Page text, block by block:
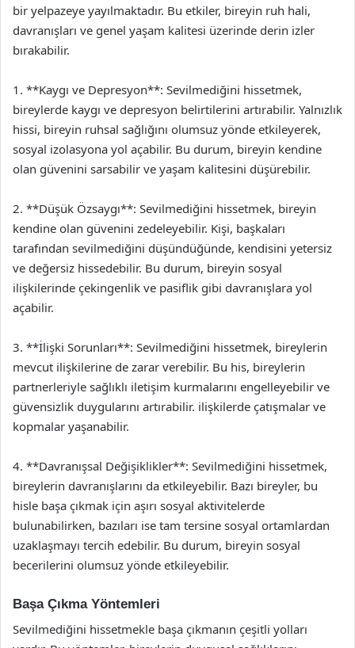
bir yelpazeye yayılmaktadır. Bu etkiler, bireyin ruh hali,
davranışları ve genel yaşam kalitesi üzerinde derin izler
bırakabilir.
1. **Kaygı ve Depresyon**: Sevilmediğini hissetmek,
bireylerde kaygı ve depresyon belirtilerini artırabilir. Yalnızlık
hissi, bireyin ruhsal sağlığını olumsuz yönde etkileyerek,
sosyal izolasyona yol açabilir. Bu durum, bireyin kendine
olan güvenini sarsabilir ve yaşam kalitesini düşürebilir.
2. **Düşük Özsaygı**: Sevilmediğini hissetmek, bireyin
kendine olan güvenini zedeleyebilir. Kişi, başkaları
tarafından sevilmediğini düşündüğünde, kendisini yetersiz
ve değersiz hissedebilir. Bu durum, bireyin sosyal
ilişkilerinde çekingenlik ve pasiflik gibi davranışlara yol
açabilir.
3. **İlişki Sorunları**: Sevilmediğini hissetmek, bireylerin
mevcut ilişkilerine de zarar verebilir. Bu his, bireylerin
partnerleriyle sağlıklı iletişim kurmalarını engelleyebilir ve
güvensizlik duygularını artırabilir. ilişkilerde çatışmalar ve
kopmalar yaşanabilir.
4. **Davranışsal Değişiklikler**: Sevilmediğini hissetmek,
bireylerin davranışlarını da etkileyebilir. Bazı bireyler, bu
hisle başa çıkmak için aşırı sosyal aktivitelerde
bulunabilirken, bazıları ise tam tersine sosyal ortamlardan
uzaklaşmayı tercih edebilir. Bu durum, bireyin sosyal
becerilerini olumsuz yönde etkileyebilir.
Başa Çıkma Yöntemleri
Sevilmediğini hissetmekle başa çıkmanın çeşitli yolları